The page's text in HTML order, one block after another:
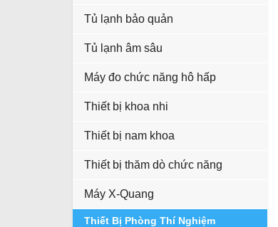
Tủ lạnh bảo quản
Tủ lạnh âm sâu
Máy đo chức năng hô hấp
Thiết bị khoa nhi
Thiết bị nam khoa
Thiết bị thăm dò chức năng
Máy X-Quang
Thiết Bị Phòng Thí Nghiệm